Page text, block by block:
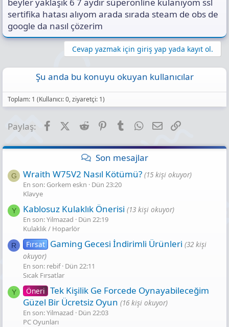
s
ı
K
o
p
y
a
a
sertifika hatası alıyom arada sırada steam de obs de
google da nasıl çözerim
Cevap yazmak için giriş yap yada kayıt ol.
Şu anda bu konuyu okuyan kullanıcılar
Toplam: 1 (Kullanıcı: 0, ziyaretçi: 1)
Paylaş: FacebookX (Twitter)
Reddit PinterestTumblr WhatsApp
E-posta
Son mesajlar
G Wraith W75V2 Nasıl Kötümü? (15 kişi okuyor)
En son: Gorkem eskn
Dün 23:20
Klavye
Y Kablosuz Kulaklık Önerisi (13 kişi okuyor)
En son: Yilmazad
Dün 22:19
Kulaklık / Hoparlör
R Fırsat Gaming Gecesi̇ İndi̇ri̇mli̇ Ürünleri̇ (32 kişi
okuyor)
En son: rebif Dün 22:11
Sıcak Fırsatlar
Y Öneri Tek Kişilik Ge Forcede Oynayabileceğim
Güzel Bir Ücretsiz Oyun (16 kişi okuyor)
En son: Yilmazad
Dün 22:03
PC Oyunları